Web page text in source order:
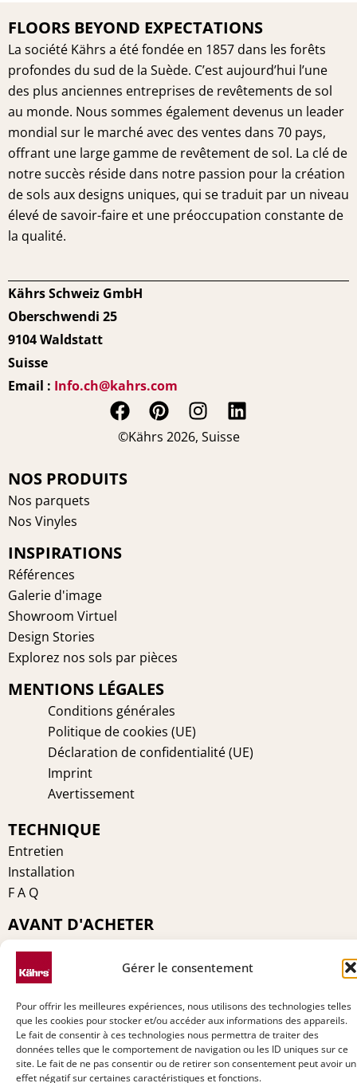
Gérer le consentement
Pour offrir les meilleures expériences, nous utilisons des technologies telles
que les cookies pour stocker et/ou accéder aux informations des appareils.
Le fait de consentir à ces technologies nous permettra de traiter des
données telles que le comportement de navigation ou les ID uniques sur ce
site. Le fait de ne pas consentir ou de retirer son consentement peut avoir un
effet négatif sur certaines caractéristiques et fonctions.
FLOORS BEYOND EXPECTATIONS
La société Kährs a été fondée en 1857 dans les forêts
profondes du sud de la Suède. C’est aujourd’hui l’une
des plus anciennes entreprises de revêtements de sol
au monde. Nous sommes également devenus un leader
mondial sur le marché avec des ventes dans 70 pays,
offrant une large gamme de revêtement de sol. La clé de
notre succès réside dans notre passion pour la création
de sols aux designs uniques, qui se traduit par un niveau
élevé de savoir-faire et une préoccupation constante de
la qualité.
Kährs Schweiz GmbH
Oberschwendi 25
9104 Waldstatt
Suisse
Email : Info.ch@kahrs.com
F
a
e
k
P
i
I
n
L
i
©Kährs 2026, Suisse
NOS PRODUITS
Nos parquets
Nos Vinyles
INSPIRATIONS
Références
Galerie d'image
Showroom Virtuel
Design Stories
Explorez nos sols par pièces
MENTIONS LÉGALES
Conditions générales
Politique de cookies (UE)
Déclaration de confidentialité (UE)
Imprint
Avertissement
TECHNIQUE
Entretien
Installation
F A Q
AVANT D'ACHETER
Kährs Switzerland
Environnement
Certifications
Pourquoi Kährs
Contact